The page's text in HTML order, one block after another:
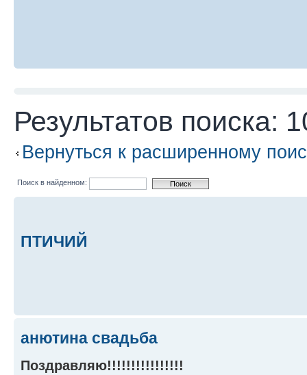
Результатов поиска:
Вернуться к расширенному
Поиск в найденном:
ПТИЧИЙ
анютина свадьба
Поздравляю!!!!!!!!!!!!!!!!